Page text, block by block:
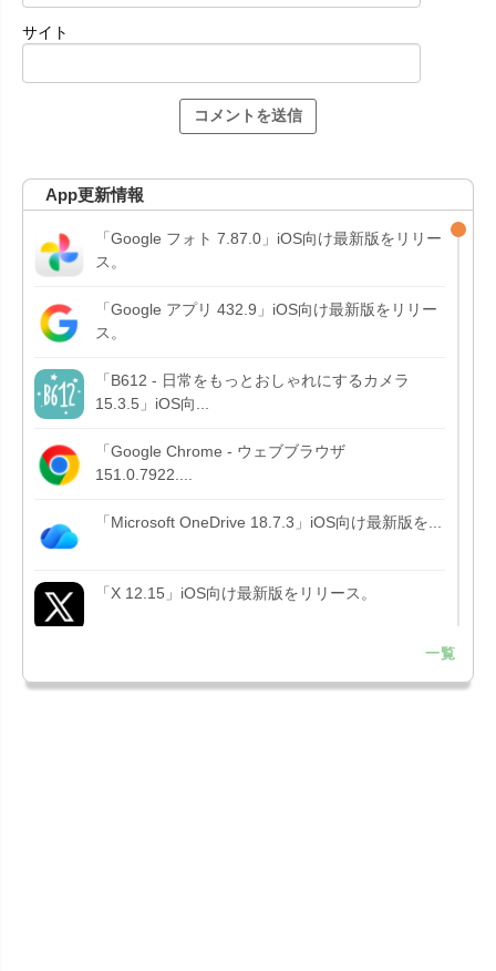
サイト
App更新情報
「Google フォト 7.87.0」iOS向け最新版をリリー
ス。
「Google アプリ 432.9」iOS向け最新版をリリー
ス。
「B612 - 日常をもっとおしゃれにするカメラ
15.3.5」iOS向...
「Google Chrome - ウェブブラウザ
151.0.7922....
「Microsoft OneDrive 18.7.3」iOS向け最新版を...
「X 12.15」iOS向け最新版をリリース。
Liguid G...
一覧